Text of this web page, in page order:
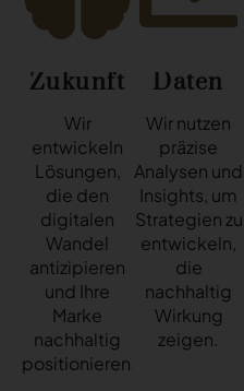
Zukunft
Wir
entwickeln
Lösungen,
die den
digitalen
Wandel
antizipieren
und Ihre
Marke
nachhaltig
positionieren.
Daten
Wir nutzen
präzise
Analysen und
Insights, um
Strategien zu
entwickeln,
die
nachhaltig
Wirkung
zeigen.